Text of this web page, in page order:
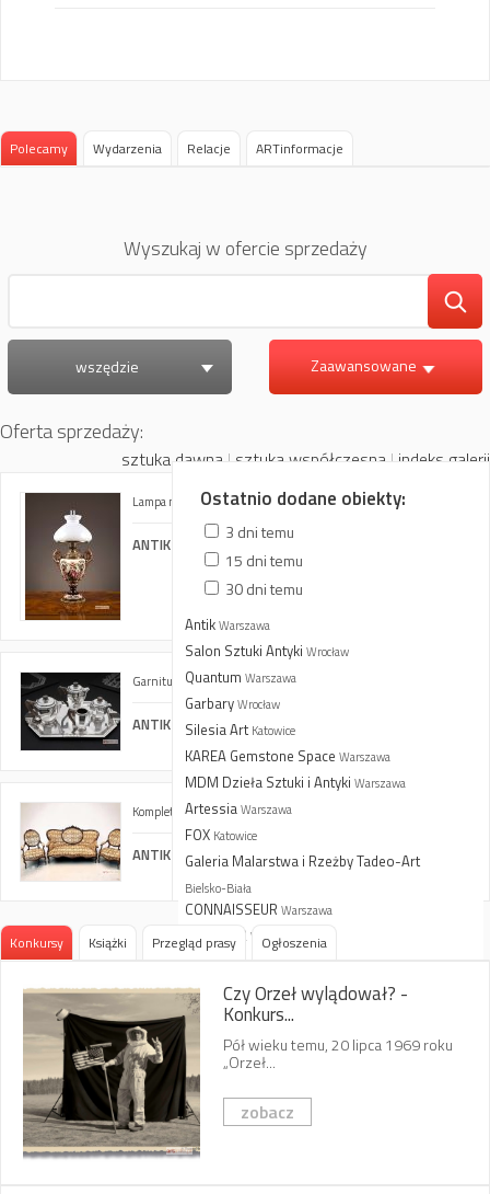
Polecamy Wydarzenia Relacje ARTinformacje
Wyszukaj w ofercie sprzedaży
wszędzie Zaawansowane
Oferta sprzedaży:
sztuka dawna | sztuka współczesna | indeks galerii
Lampa naftowa
ANTIK BAZAR. Meble Antyczne. E. i S. Wojtachnio
Garnitur do kawy i herbaty
ANTIK BAZAR. Meble Antyczne. E. i S. Wojtachnio
Komplet mebli salonowych w stylu Louis-Philippe
ANTIK BAZAR. Meble Antyczne. E. i S. Wojtachnio
Ostatnio dodane obiekty:
3 dni temu
15 dni temu
30 dni temu
Antik Warszawa
Salon Sztuki Antyki Wrocław
Quantum Warszawa
Garbary Wrocław
Silesia Art Katowice
KAREA Gemstone Space Warszawa
MDM Dzieła Sztuki i Antyki Warszawa
Artessia Warszawa
FOX Katowice
Galeria Malarstwa i Rzeżby Tadeo-Art
Bielsko-Biała
CONNAISSEUR Warszawa
Galeria 32 Warszawa
Tabot Rzeszów
Art DecorumKraków
Grodzka Płock
Arlo Warszawa
artofpoland.pl
ConnaisseurKraków
Milano
Konkursy Książki Przegląd prasy Ogłoszenia
Czy Orzeł wylądował? -
Konkurs...
Pół wieku temu, 20 lipca 1969 roku
„Orzeł...
zobacz